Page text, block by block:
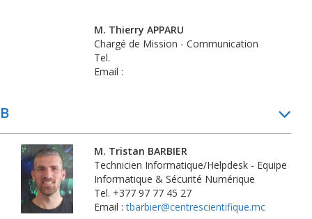
M. Thierry APPARU
Chargé de Mission - Communication
Tel.
Email :
B
M. Tristan BARBIER
Technicien Informatique/Helpdesk - Equipe
Informatique & Sécurité Numérique
Tel. +377 97 77 45 27
Email :tbarbier@centrescientifique.mc